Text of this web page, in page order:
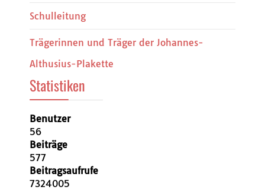
Schulleitung
Trägerinnen und Träger der Johannes-
Althusius-Plakette
Statistiken
Benutzer
56
Beiträge
577
Beitragsaufrufe
7324005